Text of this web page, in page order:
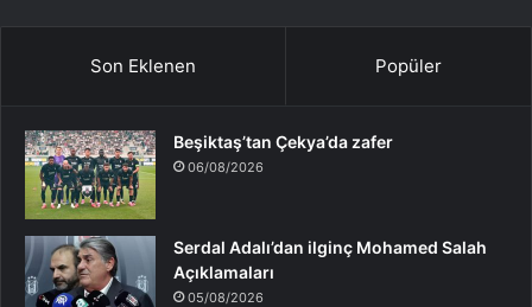
Son Eklenen Popüler
Beşiktaş’tan Çekya’da zafer
06/08/2026
Serdal Adalı’dan ilginç Mohamed Salah
Açıklamaları
05/08/2026